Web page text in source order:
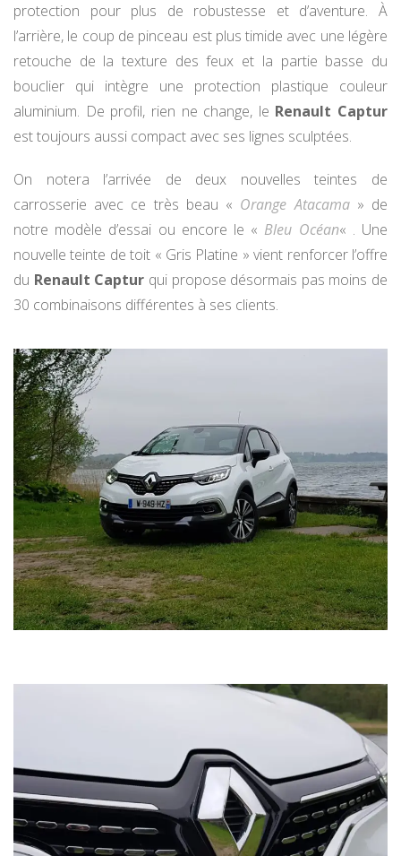
protection pour plus de robustesse et d’aventure. À
l’arrière, le coup de pinceau est plus timide avec une légère
retouche de la texture des feux et la partie basse du
bouclier qui intègre une protection plastique couleur
aluminium. De profil, rien ne change, le Renault Captur
est toujours aussi compact avec ses lignes sculptées.
On notera l’arrivée de deux nouvelles teintes de
carrosserie avec ce très beau « Orange Atacama» de
notre modèle d’essai ou encore le « Bleu Océan« . Une
nouvelle teinte de toit « Gris Platine » vient renforcer l’offre
du Renault Captur qui propose désormais pas moins de
30 combinaisons différentes à ses clients.